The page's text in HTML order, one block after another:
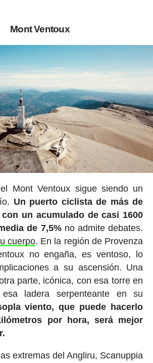
Mont Ventoux
Mont Ventoux sigue siendo un
Un puerto ciclista de más de
un acumulado de casi 1600
de 7,5%no admite debates.
cuerpo. En la región de Provenza
no engaña, es ventoso, lo
a su ascensión. Una
parte, icónica, con esa torre en
ladera serpenteante en su
viento, que puede hacerlo
por hora, será mejor
extremas del Angliru, Scanuppia